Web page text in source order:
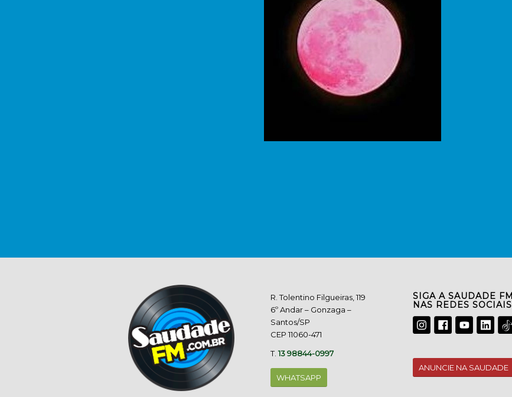
R. Tolentino Filgueiras, 119
6º Andar – Gonzaga –
Santos/SP
CEP 11060-471
T.13 98844-0997
WHATSAPP
SIGA A SAUDADE FM
NAS REDES SOCIAIS
ANUNCIE NA SAUDADE